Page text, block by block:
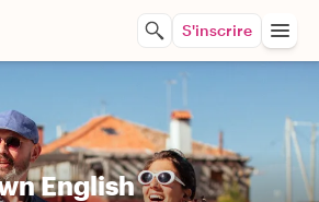
S'inscrire
English